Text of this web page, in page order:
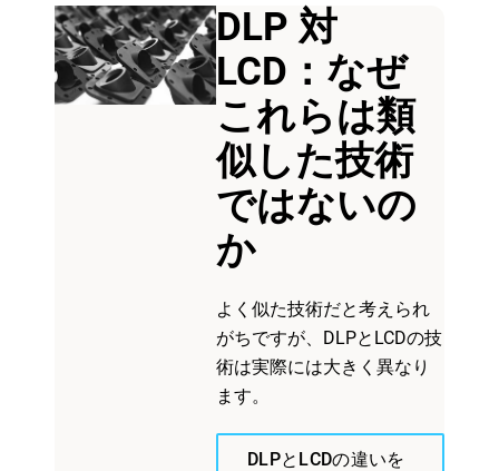
DLP 対
LCD：なぜ
これらは類
似した技術
ではないの
か
よく似た技術だと考えられ
がちですが、DLPとLCDの技
術は実際には大きく異なり
ます。
DLPとLCDの違いを